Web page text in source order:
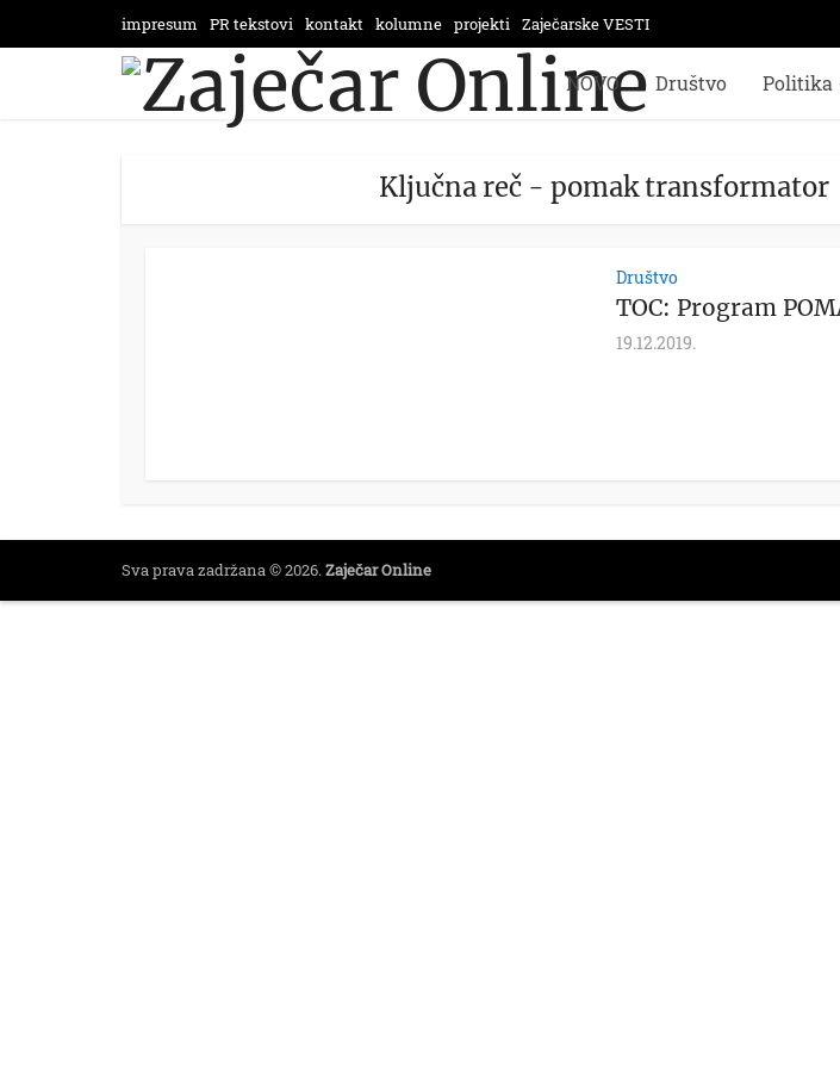
impresum PR tekstovi kontakt kolumne projekti Zaječarske VESTI
NOVO Društvo Politika
Ključna reč - pomak transformator
Društvo
TOC: Program
19.12.2019.
Sva prava zadržana © 2026.Zaječar Online